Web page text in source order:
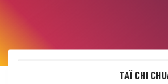
TAÏ CHI